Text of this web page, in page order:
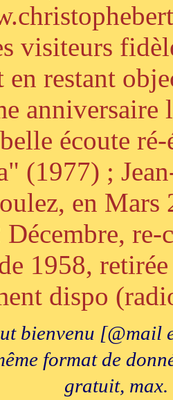
visiteurs
en restant
écoute
(1977) ;
en
Décembre,
1958,
dispo
bienvenu [@mail
format de
gratuit,